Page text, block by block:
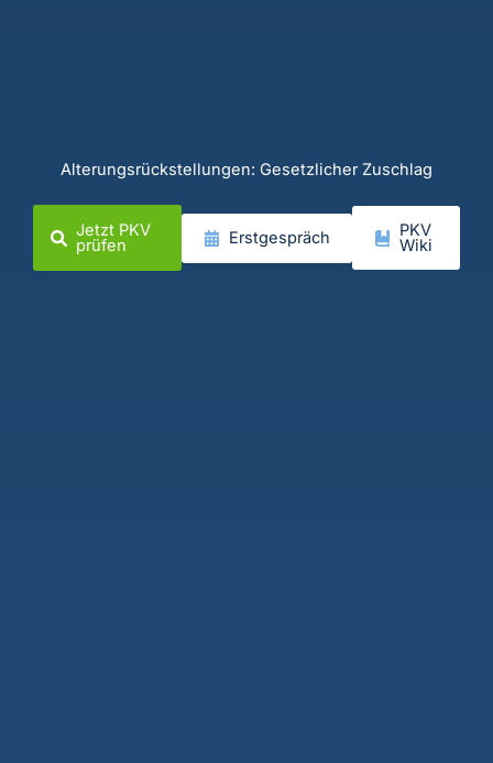
Alterungsrückstellungen: Gesetzlicher Zuschlag
Jetzt PKV
prüfen Erstgespräch PKV
Wiki